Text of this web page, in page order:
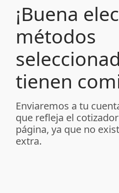
¡Buena
métodos
tienen
Enviaremos a tu
que refleja el
página, ya que no
extra.